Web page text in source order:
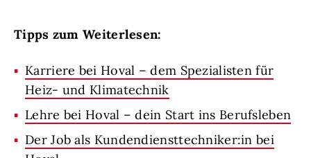
Tipps zum Weiterlesen:
Karriere bei Hoval – dem Spezialisten für
Heiz- und Klimatechnik
Lehre bei Hoval – dein Start ins Berufsleben
Der Job als Kundendiensttechniker:in bei